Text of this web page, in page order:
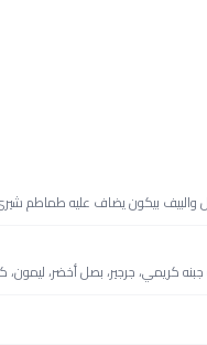
والبيف بيكون يضاف عليه طماطم
جرجير، بصل أخضر، ليمون،